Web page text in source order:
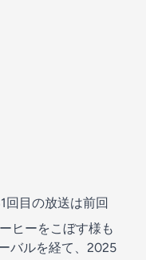
回目の放送は前回
ヒーをこぼす様も
バルを経て、2025